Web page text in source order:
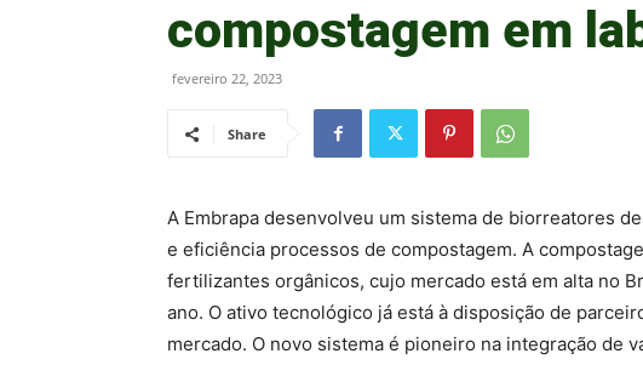
compostagem em
fevereiro 22, 2023
Share
A Embrapa desenvolveu um sistema de biorreatores
e eficiência processos de compostagem. A
fertilizantes orgânicos, cujo mercado está em alta no
ano. O ativo tecnológico já está à disposição de
mercado. O novo sistema é pioneiro na integração de